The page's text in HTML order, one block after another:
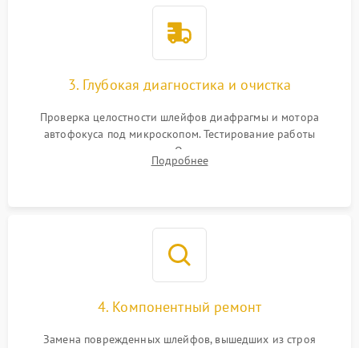
3. Глубокая диагностика и очистка
Проверка целостности шлейфов диафрагмы и мотора
автофокуса под микроскопом. Тестирование работы
электромагнитного привода. Очистка оптических элементов
от пыли, следов влаги и грибка спецрастворами без
Подробнее
4. Компонентный ремонт
Замена поврежденных шлейфов, вышедших из строя